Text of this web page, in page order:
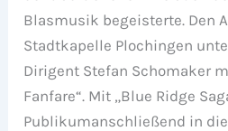
Blasmusik begeisterte. Den
Stadtkapelle Plochingen
Dirigent Stefan Schomaker
Fanfare“. Mit „Blue Ridge
Publikumanschließend in